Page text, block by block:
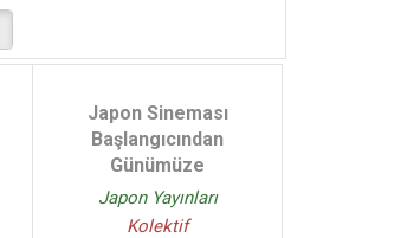
Japon Sineması
Başlangıcından
Günümüze
Japon Yayınları
Kolektif